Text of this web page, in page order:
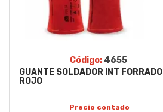
Código: 4655
GUANTE SOLDADOR INT FORRADO
ROJO
Precio contado